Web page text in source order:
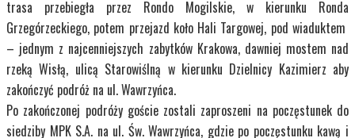
trasa przebiegła przez Rondo Mogilskie, w kierunku Ronda
Grzegórzeckiego, potem przejazd koło Hali Targowej, pod wiaduktem
– jednym z najcenniejszych zabytków Krakowa, dawniej mostem nad
rzeką Wisłą, ulicą Starowiślną w kierunku Dzielnicy Kazimierz aby
zakończyć podróż na ul. Wawrzyńca.
Po zakończonej podróży goście zostali zaproszeni na poczęstunek do
siedziby MPK S.A. na ul. Św. Wawrzyńca, gdzie po poczęstunku kawą i